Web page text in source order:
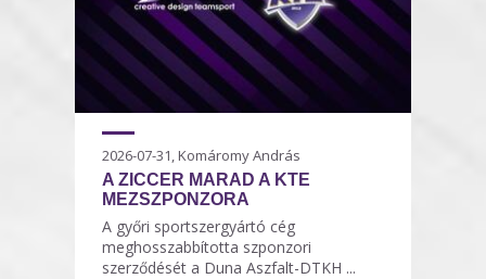
2026-07-31, Komáromy András
A ZICCER MARAD A KTE
MEZSZPONZORA
A győri sportszergyártó cég
meghosszabbította szponzori
szerződését a Duna Aszfalt-DTKH ...